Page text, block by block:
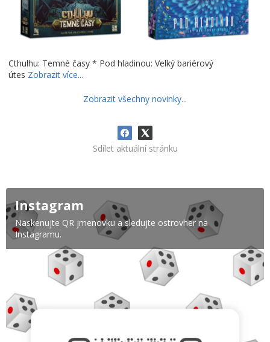
Cthulhu: Temné časy * Pod hladinou: Velký bariérový
útes Zobrazit více...
Zobrazit všechny novinky...
Sdílet aktuální stránku
Instagram
Naskenujte QR jmenovku a sledujte ostrovher na
Instagramu.